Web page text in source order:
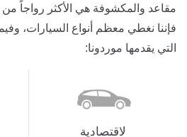
مقاعد والمكشوفة هي الأكثر رواجاً
فإننا نغطي معظم أنواع السيارات،
التي يقدمها موردونا:
لاقتصادية